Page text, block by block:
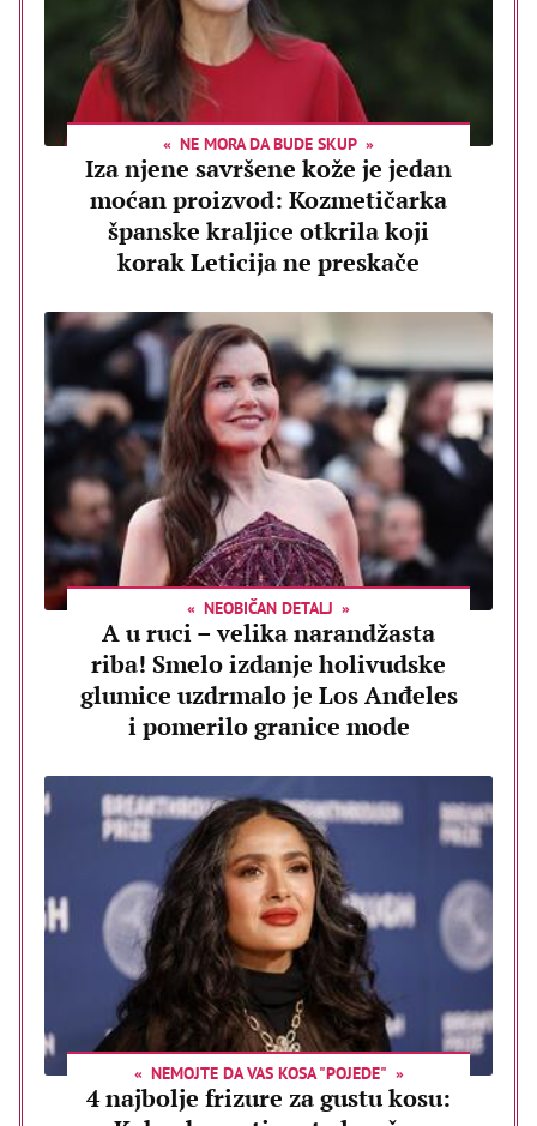
NE MORA DA BUDE SKUP
Iza njene savršene kože je jedan
moćan proizvod: Kozmetičarka
španske kraljice otkrila koji
korak Leticija ne preskače
NEOBIČAN DETALJ
A u ruci – velika narandžasta
riba! Smelo izdanje holivudske
glumice uzdrmalo je Los Anđeles
i pomerilo granice mode
NEMOJTE DA VAS KOSA "POJEDE"
4 najbolje frizure za gustu kosu: